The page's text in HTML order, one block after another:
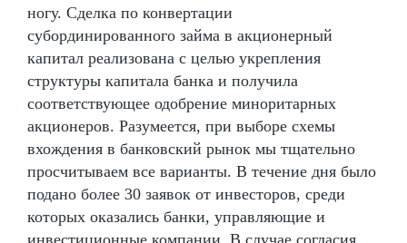
ногу. Сделка по конвертации
субординированного займа в акционерный
капитал реализована с целью укрепления
структуры капитала банка и получила
соответствующее одобрение миноритарных
акционеров. Разумеется, при выборе схемы
вхождения в банковский рынок мы тщательно
просчитываем все варианты. В течение дня было
подано более 30 заявок от инвесторов, среди
которых оказались банки, управляющие и
инвестиционные компании. В случае согласия